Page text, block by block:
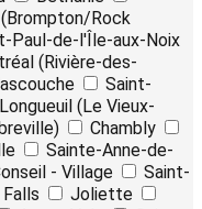
Rock
Paul-de-l'Île-aux-Noix
(Rivière-des-
Saint-
Longueuil (Le Vieux-
Chambly
Sainte-Anne-de-
- Village
Saint-
Joliette